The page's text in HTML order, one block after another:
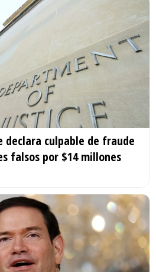
declara culpable de fraude
falsos por $14 millones